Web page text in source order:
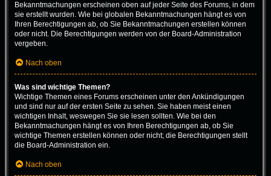
Bekanntmachungen erscheinen oben auf jeder Seite des Forums, in dem
sie erstellt wurden. Wie bei globalen Bekanntmachungen hängt es von
Ihren Berechtigungen ab, ob Sie Bekanntmachungen erstellen können
oder nicht. Die Berechtigungen werden von der Board-Administration
vergeben.
Nach oben
Was sind wichtige Themen?
Wichtige Themen eines Forums erscheinen unter den Ankündigungen
und sind nur auf der ersten Seite zu sehen. Sie haben meist einen
wichtigen Inhalt, weswegen Sie sie lesen sollten. Wie bei den
Bekanntmachungen hängt es von Ihren Berechtigungen ab, ob Sie
wichtige Themen erstellen können oder nicht; die Berechtigungen stellt
die Board-Administration ein.
Nach oben